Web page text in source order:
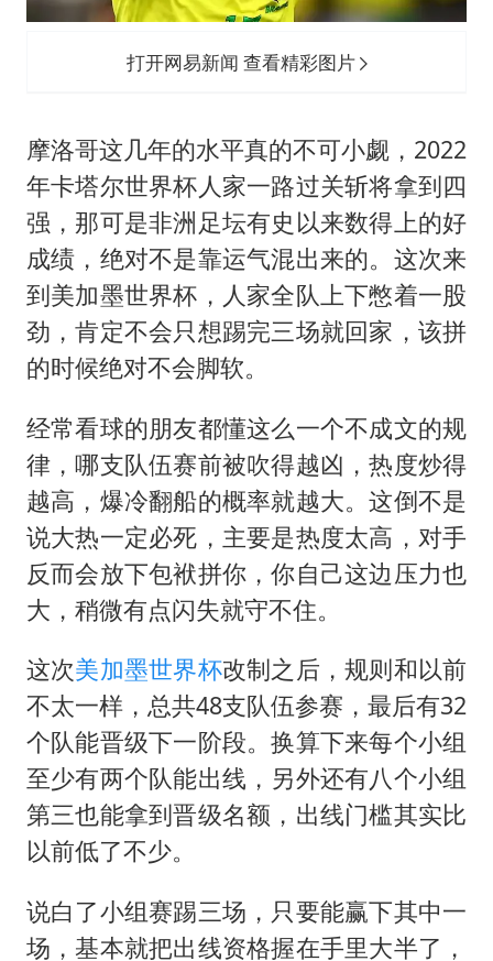
打开网易新闻 查看精彩图片
摩洛哥这几年的水平真的不可小觑，2022
年卡塔尔世界杯人家一路过关斩将拿到四
强，那可是非洲足坛有史以来数得上的好
成绩，绝对不是靠运气混出来的。这次来
到美加墨世界杯，人家全队上下憋着一股
劲，肯定不会只想踢完三场就回家，该拼
的时候绝对不会脚软。
经常看球的朋友都懂这么一个不成文的规
律，哪支队伍赛前被吹得越凶，热度炒得
越高，爆冷翻船的概率就越大。这倒不是
说大热一定必死，主要是热度太高，对手
反而会放下包袱拼你，你自己这边压力也
大，稍微有点闪失就守不住。
这次美加墨世界杯改制之后，规则和以前
不太一样，总共48支队伍参赛，最后有32
个队能晋级下一阶段。换算下来每个小组
至少有两个队能出线，另外还有八个小组
第三也能拿到晋级名额，出线门槛其实比
以前低了不少。
说白了小组赛踢三场，只要能赢下其中一
场，基本就把出线资格握在手里大半了，